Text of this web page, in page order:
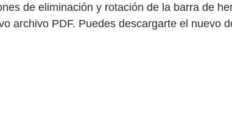
de eliminación y rotación de la barra de
archivo PDF. Puedes descargarte el nuevo